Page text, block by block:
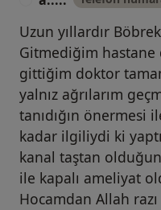
Uzun yıllardır
Gitmediğim hastane
gittiğim doktor
yalnız ağrılarım
tanıdığın önermesi
kadar ilgiliydi ki
kanal taştan
ile kapalı ameliyat
Hocamdan Allah